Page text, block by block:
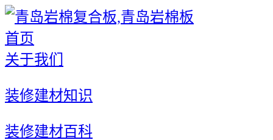
首页
关于我们
装修建材知识
装修建材百科